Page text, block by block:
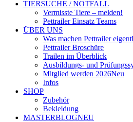
TIERSUCHE / NOTFALL
Vermisste Tiere – melden!
Pettrailer Einsatz Teams
ÜBER UNS
Was machen Pettrailer
Pettrailer Broschüre
Trailen im Überblick
Ausbildungs- und
Mitglied werden 2026Neu
Infos
SHOP
Zubehör
Bekleidung
MASTERBLOGNEU